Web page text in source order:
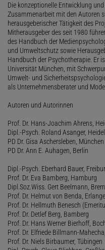
Die konzeptionelle Entwicklung
Zusammenarbeit mit den Autoren
herausgeberischer Tätigkeit des
Mitherausgeber des seit 1980
des Handbuch der
und Umweltschutz sowie
Handbuch der Psychotherapie. Er
Universität München, mit
Umwelt- und
als Unternehmensberater und
Autoren und Autorinnen
Prof. Dr. Hans-Joachim Ahrens,
Dipl.-Psych. Roland Asanger,
PD Dr. Gisa Aschersleben, München
PD Dr. Ann E. Auhagen, Berlin
Dipl.-Psych. Eberhard Bauer,
Prof. Dr. Eva Bamberg, Hamburg
Dipl.Soz.Wiss. Gert Beelmann,
Prof. Dr. Helmut von Benda,
Prof. Dr. Hellmuth Benesch
Prof. Dr. Detlef Berg, Bamberg
Prof. Dr. Hans Werner Bierhoff,
Prof. Dr. Elfriede Billmann-
Prof. Dr. Niels Birbaumer, Tübingen